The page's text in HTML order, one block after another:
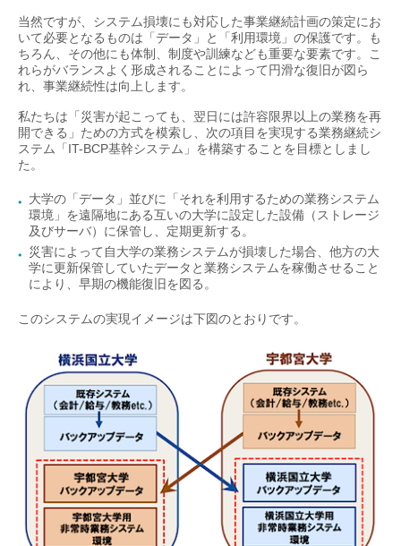
当然ですが、システム損壊にも対応した事業継続計画の策定にお
いて必要となるものは「データ」と「利用環境」の保護です。も
ちろん、その他にも体制、制度や訓練なども重要な要素です。こ
れらがバランスよく形成されることによって円滑な復旧が図ら
れ、事業継続性は向上します。
私たちは「災害が起こっても、翌日には許容限界以上の業務を再
開できる」ための方式を模索し、次の項目を実現する業務継続シ
ステム「IT-BCP基幹システム」を構築することを目標としまし
た。
大学の「データ」並びに「それを利用するための業務システム
環境」を遠隔地にある互いの大学に設定した設備（ストレージ
及びサーバ）に保管し、定期更新する。
災害によって自大学の業務システムが損壊した場合、他方の大
学に更新保管していたデータと業務システムを稼働させること
により、早期の機能復旧を図る。
このシステムの実現イメージは下図のとおりです。